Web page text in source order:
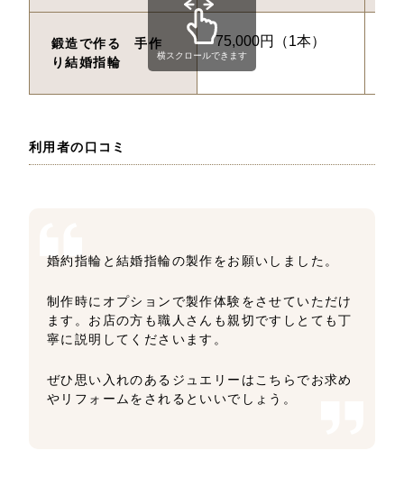
鍛造で作る　手作
り結婚指輪
75,000円（1本）
横スクロールできます
利用者の口コミ
婚約指輪と結婚指輪の製作をお願いしました。
制作時にオプションで製作体験をさせていただけ
ます。お店の方も職人さんも親切ですしとても丁
寧に説明してくださいます。
ぜひ思い入れのあるジュエリーはこちらでお求め
やリフォームをされるといいでしょう。